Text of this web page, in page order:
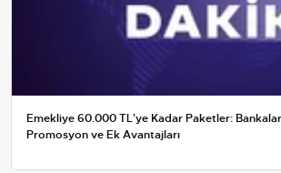
Emekliye 60.000 TL'ye Kadar Paketler:
Promosyon ve Ek Avantajları